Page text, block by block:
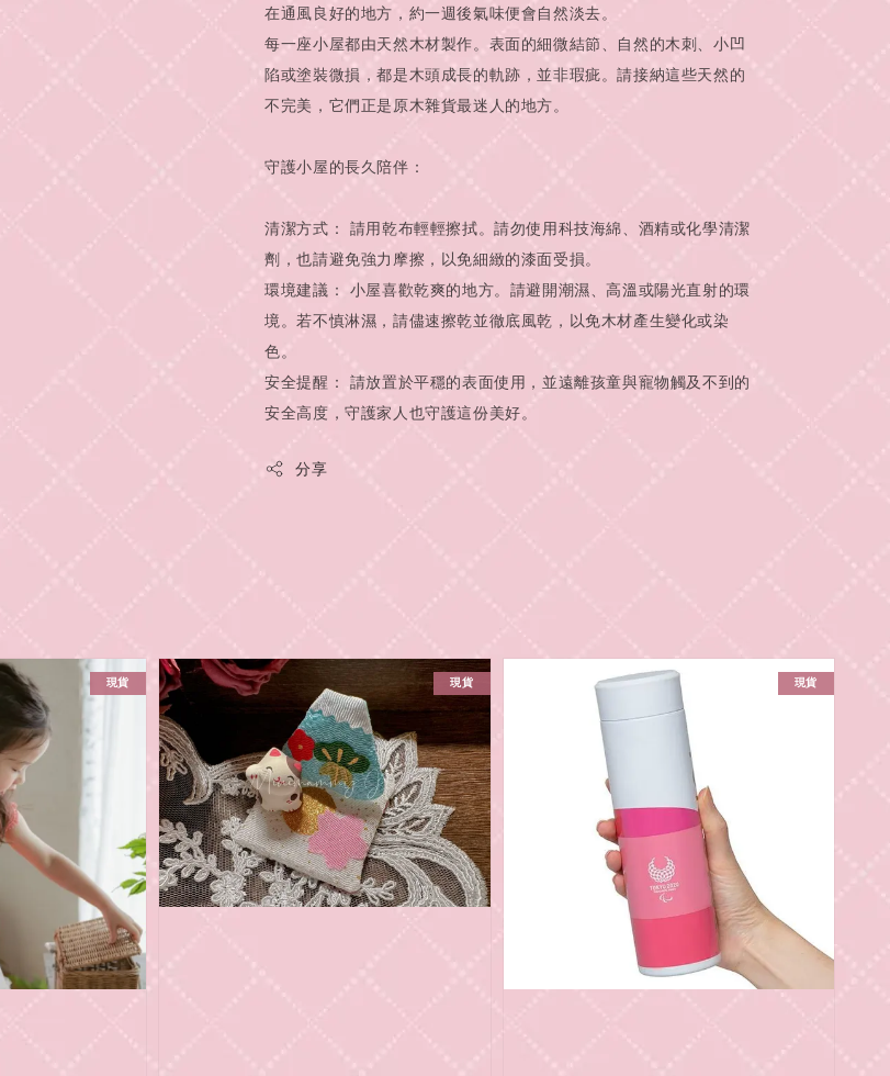
在通風良好的地方，約一週後氣味便會自然淡去。
每一座小屋都由天然木材製作。表面的細微結節、自然的木刺、小凹
陷或塗裝微損，都是木頭成長的軌跡，並非瑕疵。請接納這些天然的
不完美，它們正是原木雜貨最迷人的地方。
守護小屋的長久陪伴：
清潔方式： 請用乾布輕輕擦拭。請勿使用科技海綿、酒精或化學清潔
劑，也請避免強力摩擦，以免細緻的漆面受損。
環境建議： 小屋喜歡乾爽的地方。請避開潮濕、高溫或陽光直射的環
境。若不慎淋濕，請儘速擦乾並徹底風乾，以免木材產生變化或染
色。
安全提醒： 請放置於平穩的表面使用，並遠離孩童與寵物觸及不到的
安全高度，守護家人也守護這份美好。
分享
現貨 現貨 現貨